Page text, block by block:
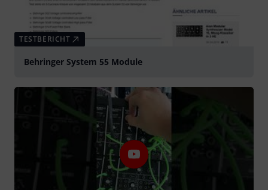
TESTBERICHT
Behringer System 55 Module